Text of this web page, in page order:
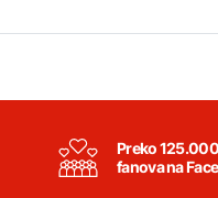
Preko 125.000
fanova na